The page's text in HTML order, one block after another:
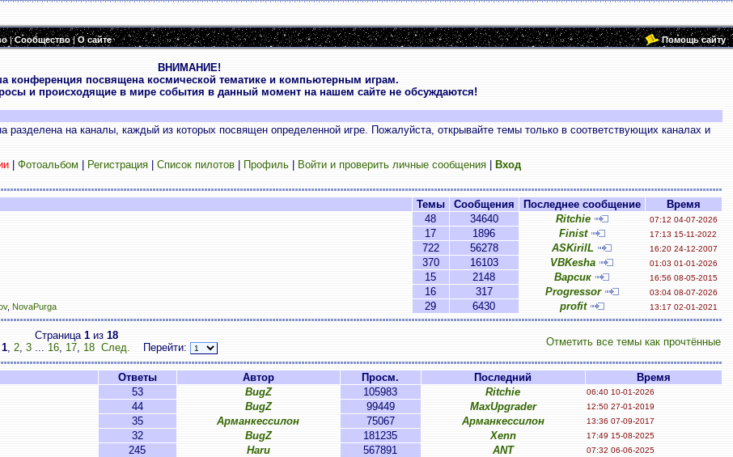
|Сообщество|О сайте Помощь сайту
ВНИМАНИЕ!
конференция посвящена космической тематике и компьютерным играм.
и происходящие в мире события в данный момент на нашем сайте не обсуждаются!
на каналы, каждый из которых посвящен определенной игре. Пожалуйста, открывайте темы только в соответствующих каналах и
| Фотоальбом Регистрация| Список пилотов| Профиль| Войти и проверить личные сообщения| Вход
Темы Сообщения Последнее сообщение
Время
48 34640 Ritchie 07:12 04-07-2026
17 1896 Finist 17:13 15-11-2022
722 56278 ASKirilL 16:20 24-12-2007
370 16103 VBKesha 01:03 01-01-2026
15 2148 Варсик 16:56 08-05-2015
16 317 Progressor 03:04 08-07-2026
, NovaPurga 29 6430 profit 13:17 02-01-2021
Страница 1из 18
1, 2, 3 ... 16, 17, 18 След. Перейти: Отметить все темы как прочтённые
Ответы Автор Просм. Последний
Время
53 BugZ 105983 Ritchie 06:40 10-01-2026
44 BugZ 99449 MaxUpgrader 12:50 27-01-2019
35 Арманкессилон 75067 Арманкессилон 13:36 07-09-2017
32 BugZ 181235 Xenn 17:49 15-08-2025
245 Haru 567891 ANT 07:32 06-06-2025